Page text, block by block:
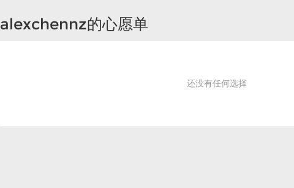
alexchennz的心愿单
还没有任何选择